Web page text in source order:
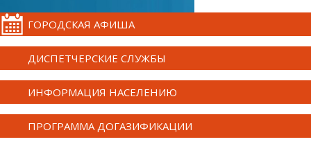
ГОРОДСКАЯ АФИША
ДИСПЕТЧЕРСКИЕ СЛУЖБЫ
ИНФОРМАЦИЯ НАСЕЛЕНИЮ
ПРОГРАММА ДОГАЗИФИКАЦИИ